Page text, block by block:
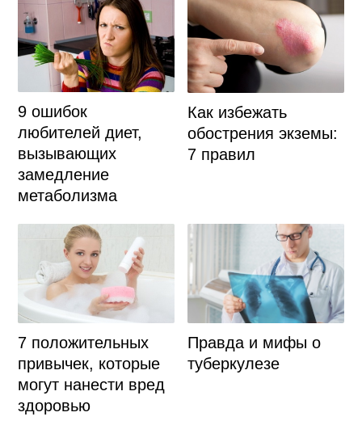
9 ошибок
любителей диет,
вызывающих
замедление
метаболизма
Как избежать
обострения экземы:
7 правил
7 положительных
привычек, которые
могут нанести вред
здоровью
Правда и мифы о
туберкулезе